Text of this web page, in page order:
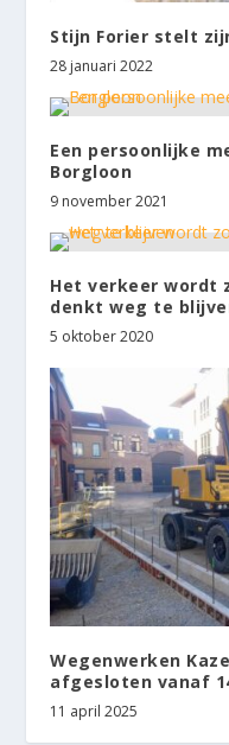
Stijn Forier stelt
28 januari 2022
Een persoonlijke
Borgloon
9 november 2021
Het verkeer wordt
denkt weg te
5 oktober 2020
Wegenwerken
afgesloten vanaf
11 april 2025